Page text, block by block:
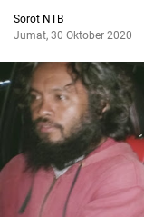
Sorot NTB
Jumat, 30 Oktober 2020